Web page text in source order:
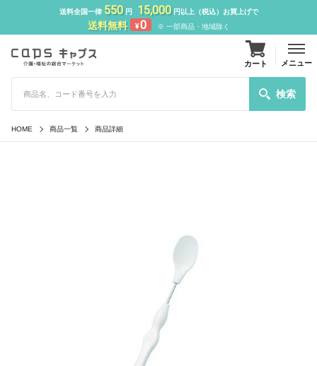
送料全国一律 550円 15,000円以上（税込）お買上げで
送料無料 ¥0 ※ 一部商品・地域除く
検索
カート メニュー
HOME 商品一覧 商品詳細